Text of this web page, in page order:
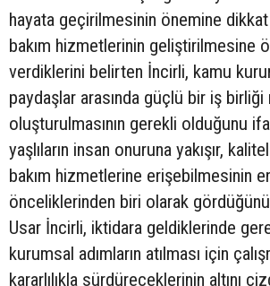
hayata geçirilmesinin önemine
bakım hizmetlerinin geliştirilmesine
verdiklerini belirten İncirli, kamu
paydaşlar arasında güçlü bir iş birliği
oluşturulmasının gerekli olduğunu
yaşlıların insan onuruna yakışır,
bakım hizmetlerine erişebilmesinin
önceliklerinden biri olarak
Usar İncirli, iktidara geldiklerinde
kurumsal adımların atılması için
kararlılıkla sürdüreceklerinin altını